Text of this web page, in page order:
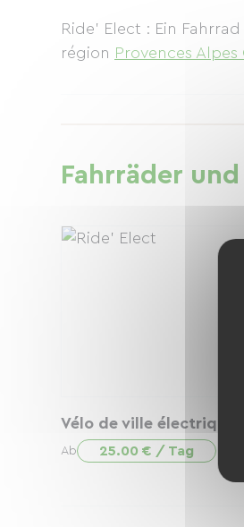
Ride' Elect : Ein
région Provences
Fahrräder
Vélo de ville électrique
Ab 25.00 € / Tag